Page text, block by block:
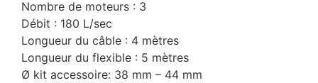
Nombre de moteurs : 3
Débit : 180 L/sec
Longueur du câble : 4 mètres
Longueur du flexible : 5 mètres
Ø kit accessoire: 38 mm – 44 mm